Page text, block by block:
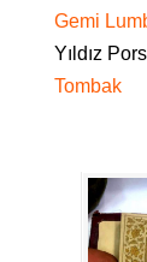
Gemi
Yıldız
Tombak